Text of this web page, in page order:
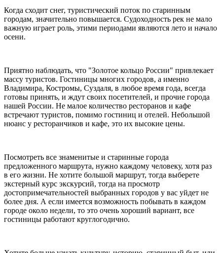
Когда сходит снег, туристический поток по старинным
городам, значительно повышается. Судоходность рек не мало
важную играет роль, этими периодами являются лето и начало
осени.
Приятно наблюдать, что "Золотое кольцо России" привлекает
массу туристов. Гостиницы многих городов, а именно
Владимира, Костромы, Суздаля, в любое время года, всегда
готовы принять, и ждут своих посетителей, и прочие города
нашей России. Не малое количество ресторанов и кафе
встречают туристов, помимо гостиниц и отелей. Небольшой
нюанс у ресторанчиков и кафе, это их высокие цены.
Посмотреть все знаменитые и старинные города
предложенного маршрута, нужно каждому человеку, хотя раз
в его жизни. Не хотите большой маршрут, тогда выберете
экстерный курс экскурсий, тогда на просмотр
достопримечательностей выбранных городов у вас уйдет не
более дня. А если имеется возможность побывать в каждом
городе около недели, то это очень хороший вариант, все
гостиницы работают круглогодично.